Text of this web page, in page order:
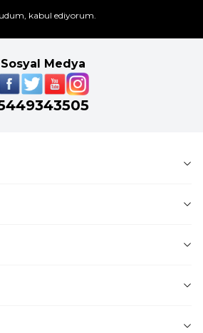
kabul ediyorum.
Sosyal Medya